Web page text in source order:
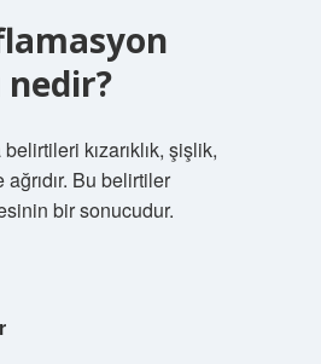
kızarıklık, şişlik,
ağrıdır. Bu belirtiler
bir sonucudur.